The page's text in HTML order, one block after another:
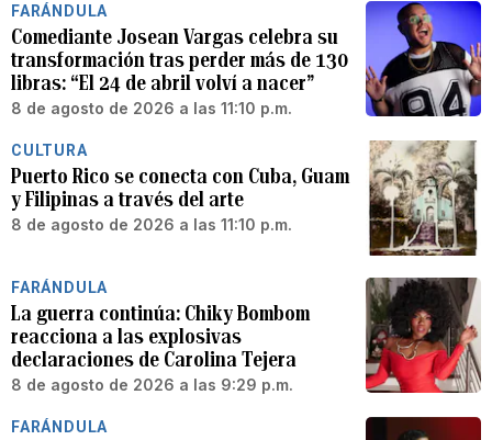
FARÁNDULA
Comediante Josean Vargas celebra su
transformación tras perder más de 130
libras: “El 24 de abril volví a nacer”
8 de agosto de 2026 a las 11:10 p.m.
CULTURA
Puerto Rico se conecta con Cuba, Guam
y Filipinas a través del arte
8 de agosto de 2026 a las 11:10 p.m.
FARÁNDULA
La guerra continúa: Chiky Bombom
reacciona a las explosivas
declaraciones de Carolina Tejera
8 de agosto de 2026 a las 9:29 p.m.
FARÁNDULA